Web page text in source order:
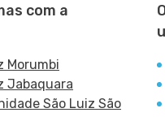
com a
Morumbi
Jabaquara
São Luiz São